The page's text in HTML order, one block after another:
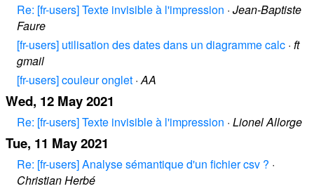
Re: [fr-users] Texte invisible à l'impression · Jean-Baptiste
Faure
[fr-users] utilisation des dates dans un diagramme calc · ft
gmail
[fr-users] couleur onglet ·AA
Wed, 12 May 2021
Re: [fr-users] Texte invisible à l'impression · Lionel Allorge
Tue, 11 May 2021
Re: [fr-users] Analyse sémantique d'un fichier csv ? ·
Christian Herbé